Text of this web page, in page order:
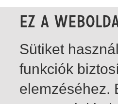
Sütiket
funkciók
elemzéséhez.